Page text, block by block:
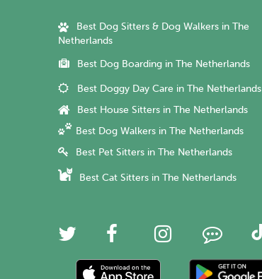
Best Dog Sitters & Dog Walkers in The
Netherlands
Best Dog Boarding in The Netherlands
Best Doggy Day Care in The Netherlands
Best House Sitters in The Netherlands
Best Dog Walkers in The Netherlands
Best Pet Sitters in The Netherlands
Best Cat Sitters in The Netherlands